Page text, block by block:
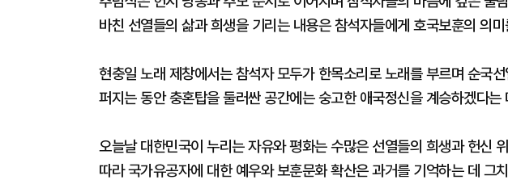
바친 선열들의 삶과 희생을 기리는 내용은 참석자들에게 호국보훈의 의
현충일 노래 제창에서는 참석자 모두가 한목소리로 노래를 부르며 순국
퍼지는 동안 충혼탑을 둘러싼 공간에는 숭고한 애국정신을 계승하겠다
오늘날 대한민국이 누리는 자유와 평화는 수많은 선열들의 희생과 헌신
따라 국가유공자에 대한 예우와 보훈문화 확산은 과거를 기억하는 데 그